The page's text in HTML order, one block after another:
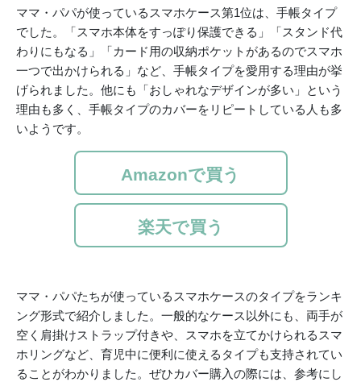
ママ・パパが使っているスマホケース第1位は、手帳タイプ
でした。「スマホ本体をすっぽり保護できる」「スタンド代
わりにもなる」「カード用の収納ポケットがあるのでスマホ
一つで出かけられる」など、手帳タイプを愛用する理由が挙
げられました。他にも「おしゃれなデザインが多い」という
理由も多く、手帳タイプのカバーをリピートしている人も多
いようです。
Amazonで買う
楽天で買う
ママ・パパたちが使っているスマホケースのタイプをランキ
ング形式で紹介しました。一般的なケース以外にも、両手が
空く肩掛けストラップ付きや、スマホを立てかけられるスマ
ホリングなど、育児中に便利に使えるタイプも支持されてい
ることがわかりました。ぜひカバー購入の際には、参考にし